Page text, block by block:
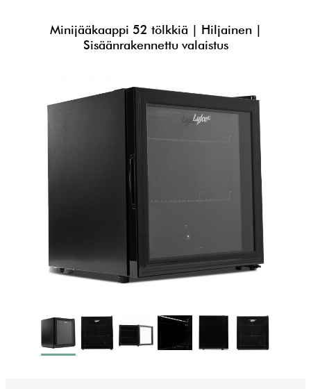
Minijääkaappi 52 tölkkiä | Hiljainen |
Sisäänrakennettu valaistus